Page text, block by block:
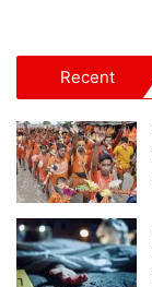
Recent